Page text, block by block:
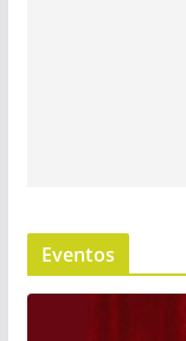
Eventos